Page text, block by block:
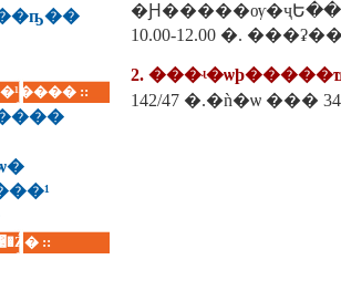
::
::
�Ԩ�����ѹ�ҷԵ��
10.00-12.00 �.
2.